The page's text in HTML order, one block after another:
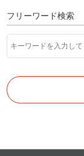
フリーワード検索